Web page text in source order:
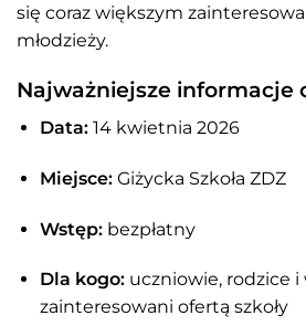
się coraz większym
młodzieży.
Najważniejsze informacje
Data:14 kwietnia 2026
Miejsce:Giżycka Szkoła ZDZ
Wstęp:bezpłatny
Dla kogo:uczniowie, rodzice i
zainteresowani ofertą szkoły